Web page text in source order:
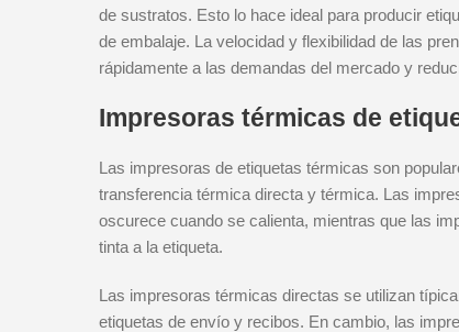
de sustratos. Esto lo hace ideal para producir
de embalaje. La velocidad y flexibilidad de las
rápidamente a las demandas del mercado y
Impresoras térmicas de
Las impresoras de etiquetas térmicas son
transferencia térmica directa y térmica. Las
oscurece cuando se calienta, mientras que las
tinta a la etiqueta.
Las impresoras térmicas directas se utilizan
etiquetas de envío y recibos. En cambio, las